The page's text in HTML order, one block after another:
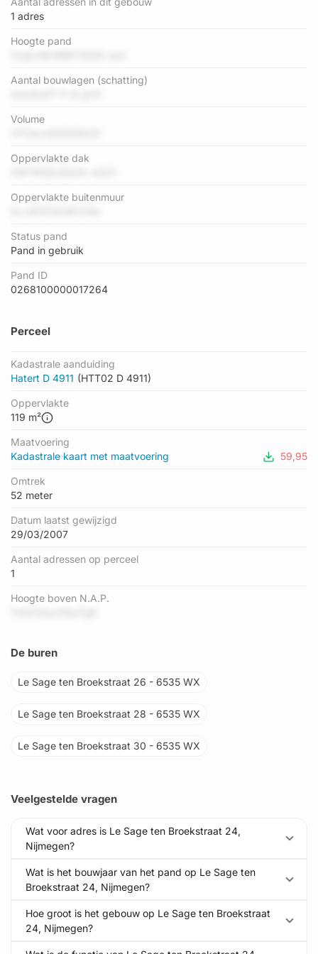
1 adres
Hoogte pand
Aantal bouwlagen (schatting)
Volume
Oppervlakte dak
Oppervlakte buitenmuur
Status pand
Pand in gebruik
Pand ID
0268100000017264
Perceel
Kadastrale aanduiding
Hatert D 4911 (HTT02 D 4911)
Oppervlakte
119 m²
Maatvoering
Kadastrale kaart met maatvoering
59,95
Omtrek
52 meter
Datum laatst gewijzigd
29/03/2007
Aantal adressen op perceel
1
Hoogte boven N.A.P.
De buren
Le Sage ten Broekstraat 26 - 6535 WX
Le Sage ten Broekstraat 28 - 6535 WX
Le Sage ten Broekstraat 30 - 6535 WX
Veelgestelde vragen
Wat voor adres is Le Sage ten Broekstraat 24,
Nijmegen?
Wat is het bouwjaar van het pand op Le Sage ten
Broekstraat 24, Nijmegen?
Hoe groot is het gebouw op Le Sage ten Broekstraat
24, Nijmegen?